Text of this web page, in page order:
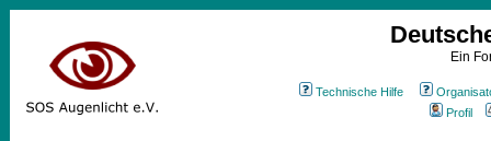
Ein
Technische Hilfe
Profil